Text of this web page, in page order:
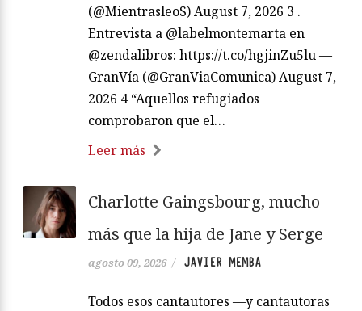
(@MientrasleoS) August 7, 2026 3 .
Entrevista a @labelmontemarta en
@zendalibros: https://t.co/hgjinZu5lu —
GranVía (@GranViaComunica) August 7,
2026 4 “Aquellos refugiados
comprobaron que el…
Leer más
Charlotte Gaingsbourg, mucho
más que la hija de Jane y Serge
agosto 09, 2026 / JAVIER MEMBA
Todos esos cantautores —y cantautoras